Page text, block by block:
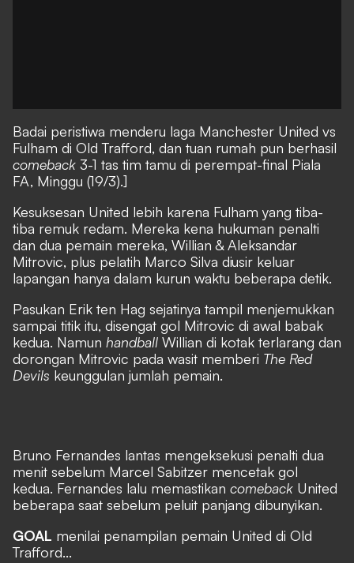
Badai peristiwa menderu laga Manchester United vs
Fulham di Old Trafford, dan tuan rumah pun berhasil
comeback 3-1 tas tim tamu di perempat-final Piala
FA, Minggu (19/3).]
Kesuksesan United lebih karena Fulham yang tiba-
tiba remuk redam. Mereka kena hukuman penalti
dan dua pemain mereka, Willian & Aleksandar
Mitrovic, plus pelatih Marco Silva diusir keluar
lapangan hanya dalam kurun waktu beberapa detik.
Pasukan Erik ten Hag sejatinya tampil menjemukkan
sampai titik itu, disengat gol Mitrovic di awal babak
kedua. Namun handball Willian di kotak terlarang dan
dorongan Mitrovic pada wasit memberi The Red
Devils keunggulan jumlah pemain.
Bruno Fernandes lantas mengeksekusi penalti dua
menit sebelum Marcel Sabitzer mencetak gol
kedua. Fernandes lalu memastikan comeback United
beberapa saat sebelum peluit panjang dibunyikan.
GOAL menilai penampilan pemain United di Old
Trafford...